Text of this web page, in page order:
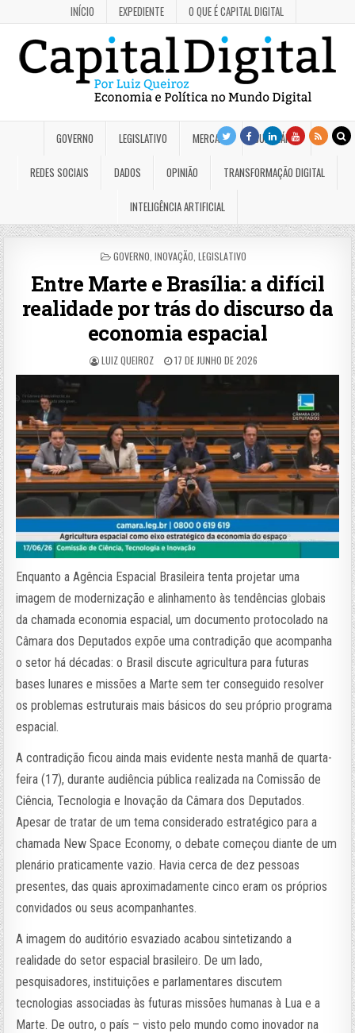
INÍCIO EXPEDIENTE O QUE É CAPITAL DIGITAL
GOVERNO LEGISLATIVO MERCADO JUDICIÁRIO
REDES SOCIAIS DADOS OPINIÃO TRANSFORMAÇÃO DIGITAL
INTELIGÊNCIA ARTIFICIAL
POSTED
GOVERNO INOVAÇÃO LEGISLATIVO
Entre Marte e Brasília: a difícil
realidade por trás do discurso da
economia espacial
LUIZ QUEIROZ 17 DE JUNHO DE 2026
Enquanto a Agência Espacial Brasileira tenta projetar uma
imagem de modernização e alinhamento às tendências globais
da chamada economia espacial, um documento protocolado na
Câmara dos Deputados expõe uma contradição que acompanha
o setor há décadas: o Brasil discute agricultura para futuras
bases lunares e missões a Marte sem ter conseguido resolver
os problemas estruturais mais básicos do seu próprio programa
espacial.
A contradição ficou ainda mais evidente nesta manhã de quarta-
feira (17), durante audiência pública realizada na Comissão de
Ciência, Tecnologia e Inovação da Câmara dos Deputados.
Apesar de tratar de um tema considerado estratégico para a
chamada New Space Economy, o debate começou diante de um
plenário praticamente vazio. Havia cerca de dez pessoas
presentes, das quais aproximadamente cinco eram os próprios
convidados ou seus acompanhantes.
A imagem do auditório esvaziado acabou sintetizando a
realidade do setor espacial brasileiro. De um lado,
pesquisadores, instituições e parlamentares discutem
tecnologias associadas às futuras missões humanas à Lua e a
Marte. De outro, o país – visto pelo mundo como inovador na